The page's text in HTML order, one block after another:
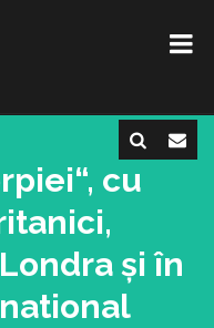
cu
și în